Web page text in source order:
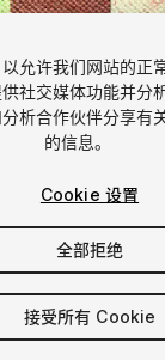
1/10
允许我们网站的正
社交媒体功能并分
析合作伙伴分享有
的信息。
Cookie 设置
全部拒绝
接受所有 Cookie